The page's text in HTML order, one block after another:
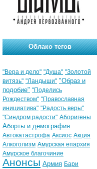
Облако тегов
"Вера и дело" "Душа" "Золотой
витязь" "Ландыши" "Образ и
подобие" "Поделись
Рождеством" "Православная
инициатива" "Радость веры"
"Синдром радости" Аборигены
Аборты и демография
Автокатастрофа Аксиос Акция
Алкоголизм Амурская епархия
Амурское благочиние
Анонсы Армия Бари